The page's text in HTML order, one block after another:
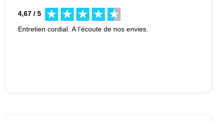
4,67 / 5
Entretien cordial. A l'écoute de nos envies.